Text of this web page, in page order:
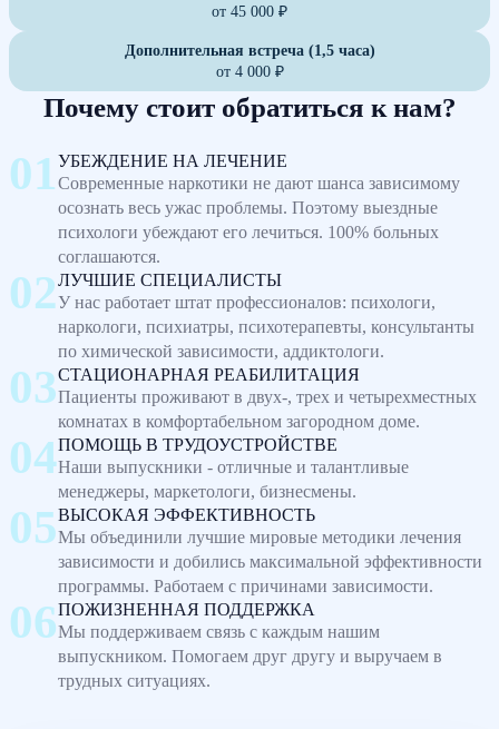
от 45 000 ₽
Дополнительная встреча (1,5 часа)
от 4 000 ₽
Почему стоит обратиться к нам?
УБЕЖДЕНИЕ НА ЛЕЧЕНИЕ
Современные наркотики не дают шанса зависимому
осознать весь ужас проблемы. Поэтому выездные
психологи убеждают его лечиться. 100% больных
соглашаются.
ЛУЧШИЕ СПЕЦИАЛИСТЫ
У нас работает штат профессионалов: психологи,
наркологи, психиатры, психотерапевты, консультанты
по химической зависимости, аддиктологи.
СТАЦИОНАРНАЯ РЕАБИЛИТАЦИЯ
Пациенты проживают в двух-, трех и четырехместных
комнатах в комфортабельном загородном доме.
ПОМОЩЬ В ТРУДОУСТРОЙСТВЕ
Наши выпускники - отличные и талантливые
менеджеры, маркетологи, бизнесмены.
ВЫСОКАЯ ЭФФЕКТИВНОСТЬ
Мы объединили лучшие мировые методики лечения
зависимости и добились максимальной эффективности
программы. Работаем с причинами зависимости.
ПОЖИЗНЕННАЯ ПОДДЕРЖКА
Мы поддерживаем связь с каждым нашим
выпускником. Помогаем друг другу и выручаем в
трудных ситуациях.